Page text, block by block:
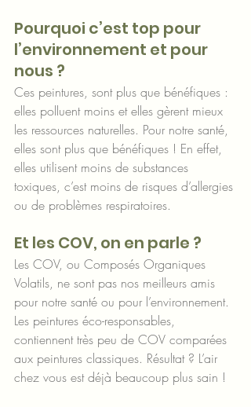
Pourquoi c’est top pour
l’environnement et pour
nous ?
Ces peintures, sont plus que bénéfiques :
elles polluent moins et elles gèrent mieux
les ressources naturelles. Pour notre santé,
elles sont plus que bénéfiques ! En effet,
elles utilisent moins de substances
toxiques, c’est moins de risques d’allergies
ou de problèmes respiratoires.
Et les COV, on en parle ?
Les COV, ou Composés Organiques
Volatils, ne sont pas nos meilleurs amis
pour notre santé ou pour l’environnement.
Les peintures éco-responsables,
contiennent très peu de COV comparées
aux peintures classiques. Résultat ? L’air
chez vous est déjà beaucoup plus sain !